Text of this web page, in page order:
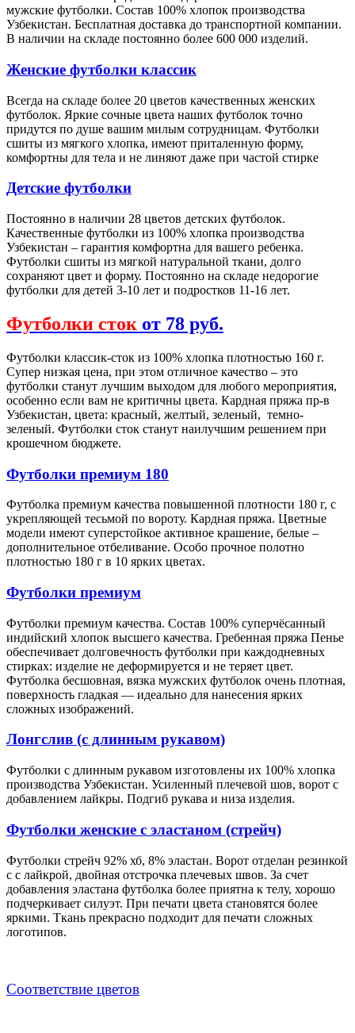
мужские футболки. Состав 100% хлопок производства
Узбекистан. Бесплатная доставка до транспортной компании.
В наличии на складе постоянно более 600 000 изделий.
Женские футболки классик
Всегда на складе более 20 цветов качественных женских
футболок. Яркие сочные цвета наших футболок точно
придутся по душе вашим милым сотрудницам. Футболки
сшиты из мягкого хлопка, имеют приталенную форму,
комфортны для тела и не линяют даже при частой стирке
Детские футболки
Постоянно в наличии 28 цветов детских футболок.
Качественные футболки из 100% хлопка производства
Узбекистан – гарантия комфортна для вашего ребенка.
Футболки сшиты из мягкой натуральной ткани, долго
сохраняют цвет и форму. Постоянно на складе недорогие
футболки для детей 3-10 лет и подростков 11-16 лет.
Футболки сток от 78 руб.
Футболки классик-сток из 100% хлопка плотностью 160 г.
Супер низкая цена, при этом отличное качество – это
футболки станут лучшим выходом для любого мероприятия,
особенно если вам не критичны цвета. Кардная пряжа пр-в
Узбекистан, цвета: красный, желтый, зеленый, темно-
зеленый. Футболки сток станут наилучшим решением при
крошечном бюджете.
Футболки премиум 180
Футболка премиум качества повышенной плотности 180 г, с
укрепляющей тесьмой по вороту. Кардная пряжа. Цветные
модели имеют суперстойкое активное крашение, белые –
дополнительное отбеливание. Особо прочное полотно
плотностью 180 г в 10 ярких цветах.
Футболки премиум
Футболки премиум качества. Состав 100% суперчёсанный
индийский хлопок высшего качества. Гребенная пряжа Пенье
обеспечивает долговечность футболки при каждодневных
стирках: изделие не деформируется и не теряет цвет.
Футболка бесшовная, вязка мужских футболок очень плотная,
поверхность гладкая — идеально для нанесения ярких
сложных изображений.
Лонгслив (с длинным рукавом)
Футболки с длинным рукавом изготовлены их 100% хлопка
производства Узбекистан. Усиленный плечевой шов, ворот с
добавлением лайкры. Подгиб рукава и низа изделия.
Футболки женские с эластаном (стрейч)
Футболки стрейч 92% хб, 8% эластан. Ворот отделан резинкой
с с лайкрой, двойная отстрочка плечевых швов. За счет
добавления эластана футболка более приятна к телу, хорошо
подчеркивает силуэт. При печати цвета становятся более
яркими. Ткань прекрасно подходит для печати сложных
логотипов.
Cоответствие цветов